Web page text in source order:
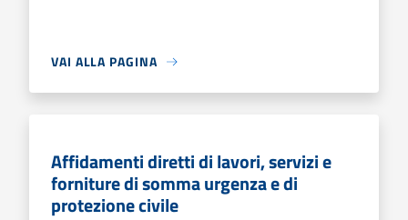
VAI ALLA PAGINA
Affidamenti diretti di lavori, servizi e
forniture di somma urgenza e di
protezione civile